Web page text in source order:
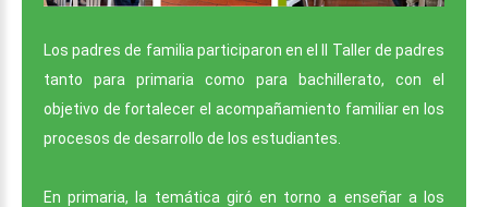
Los padres de familia participaron en el II Taller de padres
tanto para primaria como para bachillerato, con el
objetivo de fortalecer el acompañamiento familiar en los
procesos de desarrollo de los estudiantes.
En primaria, la temática giró en torno a enseñar a los